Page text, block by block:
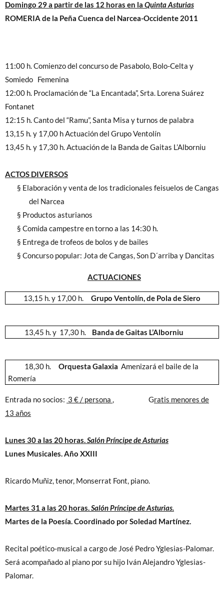
Domingo 29 a partir de las 12 horas en la Quinta Asturias
ROMERIA de la Peña Cuenca del Narcea-Occidente 2011
11:00 h.Comienzo del concurso de Pasabolo, Bolo-Celta y
Somiedo Femenina
12:00 h. Proclamación de “La Encantada”, Srta. Lorena Suárez
Fontanet
12:15 h.Canto del “Ramu”, Santa Misa y turnos de palabra
13,15 h. y 17,00 hActuación del Grupo Ventolín
13,45 h. y 17,30 h.Actuación de la Banda de Gaitas L’Alborniu
ACTOS DIVERSOS
§ Elaboración y venta de los tradicionales feisuelos de Cangas
del Narcea
§ Productos asturianos
§ Comida campestre en torno a las 14:30 h.
§ Entrega de trofeos de bolos y de bailes
§ Concurso popular: Jota de Cangas, Son D´arriba y Dancitas
ACTUACIONES
13,15 h.y 17,00 h. Grupo Ventolín, de Pola de Siero
13,45 h. y 17,30 h. Banda de Gaitas L’Alborniu
18,30 h. Orquesta Galaxia Amenizará el baile de la
Romería
Entrada no socios: 3 € / persona , Gratis menores de
13 años
Lunes 30 a las 20 horas.Salón Príncipe de Asturias
Lunes Musicales. Año XXIII
Ricardo Muñiz, tenor, Monserrat Font, piano.
Martes 31 a las 20 horas.Salón Príncipe de Asturias.
Martes de la Poesía. Coordinado por Soledad Martínez.
Recital poético-musical a cargo de José Pedro Yglesias-Palomar.
Será acompañado al piano por su hijo Iván Alejandro Yglesias-
Palomar.